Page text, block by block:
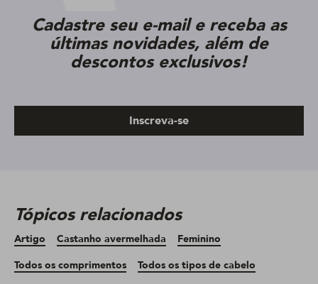
Cadastre seu e-mail e receba as
últimas novidades, além de
descontos exclusivos!
Inscreva-se
Tópicos relacionados
Artigo Castanho avermelhada
Feminino
Todos os comprimentos
Todos os tipos de cabelo